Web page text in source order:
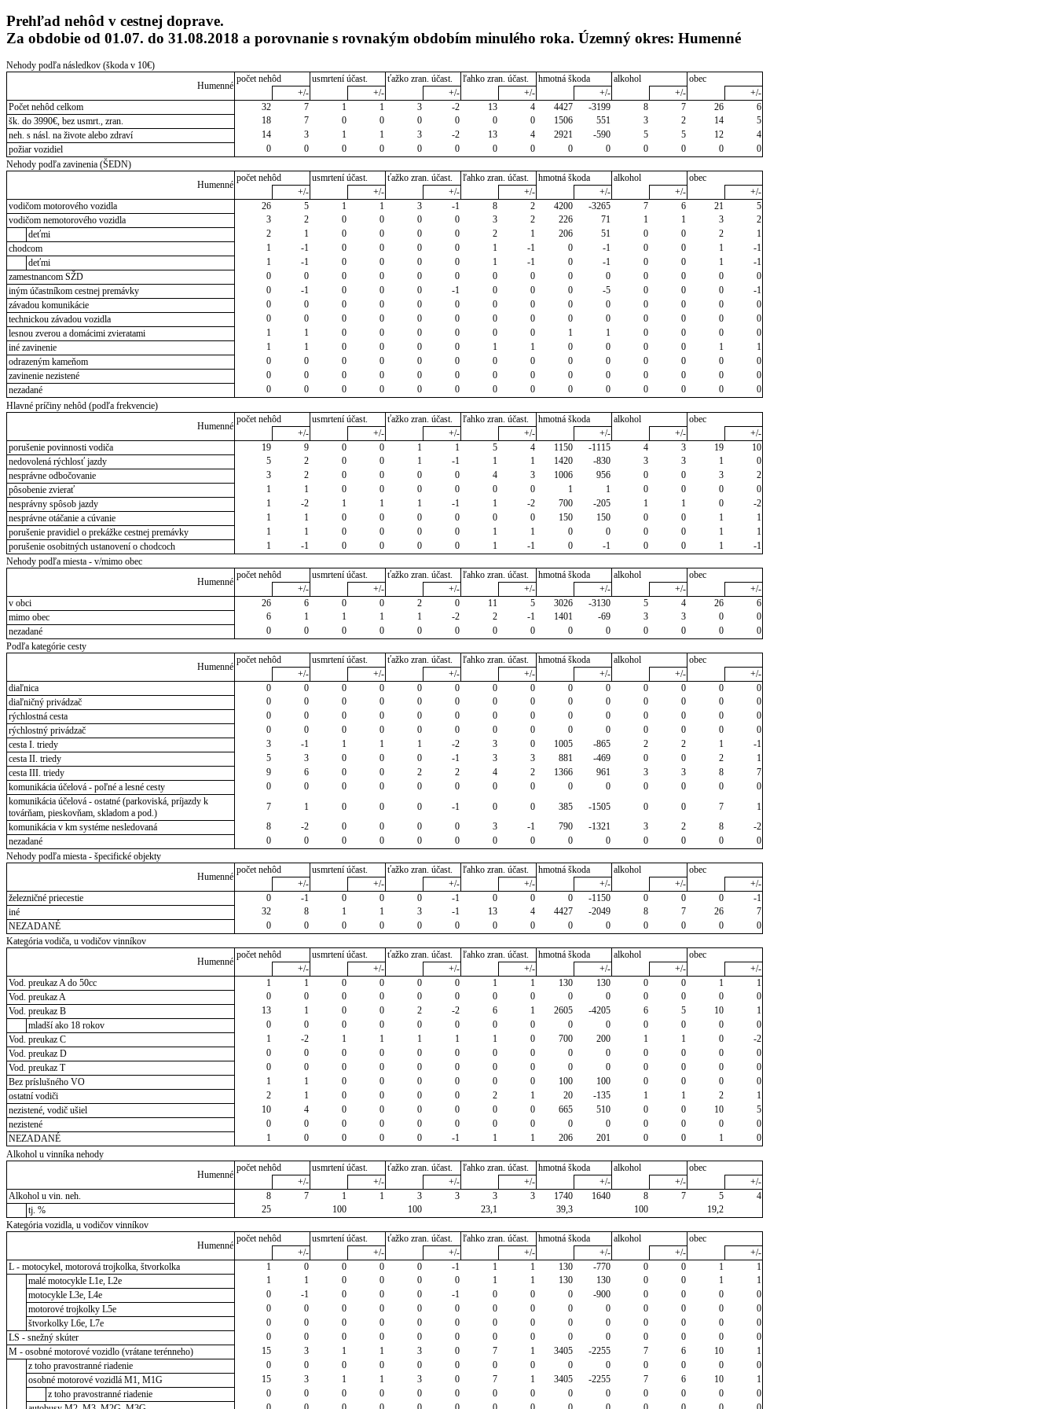
Prehľad nehôd v cestnej doprave.
Za obdobie od 01.07. do 31.08.2018 a porovnanie s rovnakým obdobím minulého roka. Územný okres: Humenné
Nehody podľa následkov (škoda v 10€)
Humenné
počet nehôd usmrtení účast. ťažko zran. účast. ľahko zran. účast. hmotná škoda alkohol
obec
+/-
+/- +/- +/- +/- +/-
+/-
Počet nehôd celkom
32 7 1 1 3 -2 13 4 4427 -3199 8 7 26
6
šk. do 3990€, bez usmrt., zran.
18 7 0 0 0 0 0 0 1506 551 3 2 14
5
neh. s násl. na živote alebo zdraví
14 3 1 1 3 -2 13 4 2921 -590 5 5 12
4
požiar vozidiel
0 0 0 0 0 0 0 0 0 0 0 0 0
0
Nehody podľa zavinenia (ŠEDN)
Humenné
počet nehôd usmrtení účast. ťažko zran. účast. ľahko zran. účast. hmotná škoda alkohol
obec
+/-
+/- +/- +/- +/- +/-
+/-
vodičom motorového vozidla
26 5 1 1 3 -1 8 2 4200 -3265 7 6 21
5
vodičom nemotorového vozidla
3 2 0 0 0 0 3 2 226 71 1 1 3
2
deťmi
2 1 0 0 0 0 2 1 206 51 0 0 2
1
chodcom
1 -1 0 0 0 0 1 -1 0 -1 0 0 1
-1
deťmi
1 -1 0 0 0 0 1 -1 0 -1 0 0 1
-1
zamestnancom SŽD
0 0 0 0 0 0 0 0 0 0 0 0 0
0
iným účastníkom cestnej premávky
0 -1 0 0 0 -1 0 0 0 -5 0 0 0
-1
závadou komunikácie
0 0 0 0 0 0 0 0 0 0 0 0 0
0
technickou závadou vozidla
0 0 0 0 0 0 0 0 0 0 0 0 0
0
lesnou zverou a domácimi zvieratami
1 1 0 0 0 0 0 0 1 1 0 0 0
0
iné zavinenie
1 1 0 0 0 0 1 1 0 0 0 0 1
1
odrazeným kameňom
0 0 0 0 0 0 0 0 0 0 0 0 0
0
zavinenie nezistené
0 0 0 0 0 0 0 0 0 0 0 0 0
0
nezadané
0 0 0 0 0 0 0 0 0 0 0 0 0
0
Hlavné príčiny nehôd (podľa frekvencie)
Humenné
počet nehôd usmrtení účast. ťažko zran. účast. ľahko zran. účast. hmotná škoda alkohol
obec
+/-
+/- +/- +/- +/- +/-
+/-
porušenie povinnosti vodiča
19 9 0 0 1 1 5 4 1150 -1115 4 3 19
10
nedovolená rýchlosť jazdy
5 2 0 0 1 -1 1 1 1420 -830 3 3 1
0
nesprávne odbočovanie
3 2 0 0 0 0 4 3 1006 956 0 0 3
2
pôsobenie zvierať
1 1 0 0 0 0 0 0 1 1 0 0 0
0
nesprávny spôsob jazdy
1 -2 1 1 1 -1 1 -2 700 -205 1 1 0
-2
nesprávne otáčanie a cúvanie
1 1 0 0 0 0 0 0 150 150 0 0 1
1
porušenie pravidiel o prekážke cestnej premávky
1 1 0 0 0 0 1 1 0 0 0 0 1
1
porušenie osobitných ustanovení o chodcoch
1 -1 0 0 0 0 1 -1 0 -1 0 0 1
-1
Nehody podľa miesta - v/mimo obec
Humenné
počet nehôd usmrtení účast. ťažko zran. účast. ľahko zran. účast. hmotná škoda alkohol
obec
+/-
+/- +/- +/- +/- +/-
+/-
v obci
26 6 0 0 2 0 11 5 3026 -3130 5 4 26
6
mimo obec
6 1 1 1 1 -2 2 -1 1401 -69 3 3 0
0
nezadané
0 0 0 0 0 0 0 0 0 0 0 0 0
0
Podľa kategórie cesty
Humenné
počet nehôd usmrtení účast. ťažko zran. účast. ľahko zran. účast. hmotná škoda alkohol
obec
+/-
+/- +/- +/- +/- +/-
+/-
diaľnica
0 0 0 0 0 0 0 0 0 0 0 0 0
0
diaľničný privádzač
0 0 0 0 0 0 0 0 0 0 0 0 0
0
rýchlostná cesta
0 0 0 0 0 0 0 0 0 0 0 0 0
0
rýchlostný privádzač
0 0 0 0 0 0 0 0 0 0 0 0 0
0
cesta I. triedy
3 -1 1 1 1 -2 3 0 1005 -865 2 2 1
-1
cesta II. triedy
5 3 0 0 0 -1 3 3 881 -469 0 0 2
1
cesta III. triedy
9 6 0 0 2 2 4 2 1366 961 3 3 8
7
komunikácia účelová - poľné a lesné cesty
0 0 0 0 0 0 0 0 0 0 0 0 0
0
komunikácia účelová - ostatné (parkoviská, príjazdy k
továrňam, pieskovňam, skladom a pod.)
7 1 0 0 0 -1 0 0 385 -1505 0 0 7
1
komunikácia v km systéme nesledovaná
8 -2 0 0 0 0 3 -1 790 -1321 3 2 8
-2
nezadané
0 0 0 0 0 0 0 0 0 0 0 0 0
0
Nehody podľa miesta - špecifické objekty
Humenné
počet nehôd usmrtení účast. ťažko zran. účast. ľahko zran. účast. hmotná škoda alkohol
obec
+/-
+/- +/- +/- +/- +/-
+/-
železničné priecestie
0 -1 0 0 0 -1 0 0 0 -1150 0 0 0
-1
iné
32 8 1 1 3 -1 13 4 4427 -2049 8 7 26
7
NEZADANÉ
0 0 0 0 0 0 0 0 0 0 0 0 0
0
Kategória vodiča, u vodičov vinníkov
Humenné
počet nehôd usmrtení účast. ťažko zran. účast. ľahko zran. účast. hmotná škoda alkohol
obec
+/-
+/- +/- +/- +/- +/-
+/-
Vod. preukaz A do 50cc
1 1 0 0 0 0 1 1 130 130 0 0 1
1
Vod. preukaz A
0 0 0 0 0 0 0 0 0 0 0 0 0
0
Vod. preukaz B
13 1 0 0 2 -2 6 1 2605 -4205 6 5 10
1
mladší ako 18 rokov
0 0 0 0 0 0 0 0 0 0 0 0 0
0
Vod. preukaz C
1 -2 1 1 1 1 1 0 700 200 1 1 0
-2
Vod. preukaz D
0 0 0 0 0 0 0 0 0 0 0 0 0
0
Vod. preukaz T
0 0 0 0 0 0 0 0 0 0 0 0 0
0
Bez príslušného VO
1 1 0 0 0 0 0 0 100 100 0 0 0
0
ostatní vodiči
2 1 0 0 0 0 2 1 20 -135 1 1 2
1
nezistené, vodič ušiel
10 4 0 0 0 0 0 0 665 510 0 0 10
5
nezistené
0 0 0 0 0 0 0 0 0 0 0 0 0
0
NEZADANÉ
1 0 0 0 0 -1 1 1 206 201 0 0 1
0
Alkohol u vinníka nehody
Humenné
počet nehôd usmrtení účast. ťažko zran. účast. ľahko zran. účast. hmotná škoda alkohol
obec
+/-
+/- +/- +/- +/- +/-
+/-
Alkohol u vin. neh.
8 7 1 1 3 3 3 3 1740 1640 8 7 5
4
tj. %
25 100 100 23,1 39,3 100
19,2
Kategória vozidla, u vodičov vinníkov
Humenné
počet nehôd usmrtení účast. ťažko zran. účast. ľahko zran. účast. hmotná škoda alkohol
obec
+/-
+/- +/- +/- +/- +/-
+/-
L - motocykel, motorová trojkolka, štvorkolka
1 0 0 0 0 -1 1 1 130 -770 0 0 1
1
malé motocykle L1e, L2e
1 1 0 0 0 0 1 1 130 130 0 0 1
1
motocykle L3e, L4e
0 -1 0 0 0 -1 0 0 0 -900 0 0 0
0
motorové trojkolky L5e
0 0 0 0 0 0 0 0 0 0 0 0 0
0
štvorkolky L6e, L7e
0 0 0 0 0 0 0 0 0 0 0 0 0
0
LS - snežný skúter
0 0 0 0 0 0 0 0 0 0 0 0 0
0
M - osobné motorové vozidlo (vrátane terénneho)
15 3 1 1 3 0 7 1 3405 -2255 7 6 10
1
z toho pravostranné riadenie
0 0 0 0 0 0 0 0 0 0 0 0 0
0
osobné motorové vozidlá M1, M1G
15 3 1 1 3 0 7 1 3405 -2255 7 6 10
1
z toho pravostranné riadenie
0 0 0 0 0 0 0 0 0 0 0 0 0
0